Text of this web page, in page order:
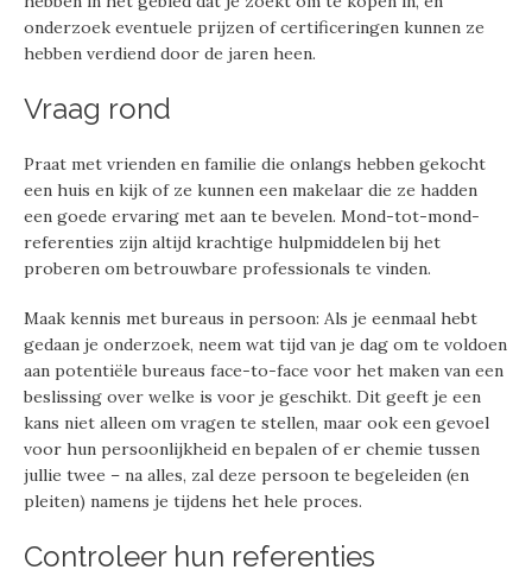
onderzoek eventuele prijzen of certificeringen kunnen ze
hebben verdiend door de jaren heen.
Vraag rond
Praat met vrienden en familie die onlangs hebben gekocht
een huis en kijk of ze kunnen een makelaar die ze hadden
een goede ervaring met aan te bevelen. Mond-tot-mond-
referenties zijn altijd krachtige hulpmiddelen bij het
proberen om betrouwbare professionals te vinden.
Maak kennis met bureaus in persoon: Als je eenmaal hebt
gedaan je onderzoek, neem wat tijd van je dag om te voldoen
aan potentiële bureaus face-to-face voor het maken van een
beslissing over welke is voor je geschikt. Dit geeft je een
kans niet alleen om vragen te stellen, maar ook een gevoel
voor hun persoonlijkheid en bepalen of er chemie tussen
jullie twee – na alles, zal deze persoon te begeleiden (en
pleiten) namens je tijdens het hele proces.
Controleer hun referenties